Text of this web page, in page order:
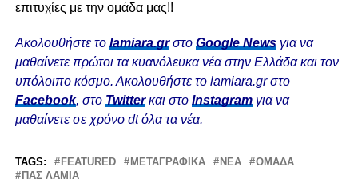
επιτυχίες με την ομάδα μας!!
Ακολουθήστε το lamiara.grστο Google Newsγια να
μαθαίνετε πρώτοι τα κυανόλευκα νέα στην Ελλάδα και τον
υπόλοιπο κόσμο. Ακολουθήστε το lamiara.gr στο
Facebook, στο Twitterκαι στο Instagram για να
μαθαίνετε σε χρόνο dt όλα τα νέα.
TAGS: FEATURED ΜΕΤΑΓΡΑΦΙΚΆ ΝΈΑ
ΟΜΆΔΑ
ΠΑΣ ΛΑΜΙΑ